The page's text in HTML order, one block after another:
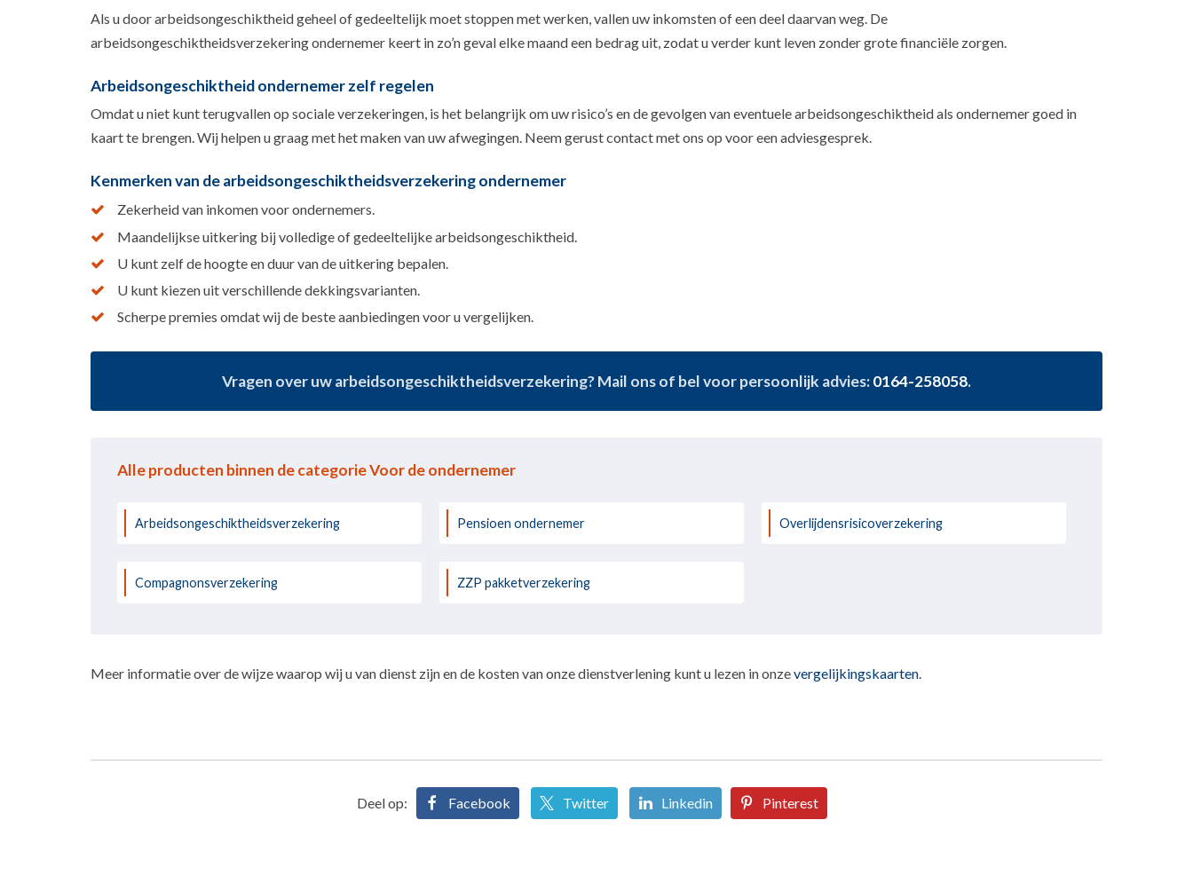
Als u door arbeidsongeschiktheid geheel of gedeeltelijk moet stoppen met werken, vallen uw inkomsten of een deel daarvan weg. De
arbeidsongeschiktheidsverzekering ondernemer keert in zo’n geval elke maand een bedrag uit, zodat u verder kunt leven zonder grote financiële zorgen.
Arbeidsongeschiktheid ondernemer zelf regelen
Omdat u niet kunt terugvallen op sociale verzekeringen, is het belangrijk om uw risico’s en de gevolgen van eventuele arbeidsongeschiktheid als ondernemer goed in
kaart te brengen. Wij helpen u graag met het maken van uw afwegingen. Neem gerust contact met ons op voor een adviesgesprek.
Kenmerken van de arbeidsongeschiktheidsverzekering ondernemer
Zekerheid van inkomen voor ondernemers.
Maandelijkse uitkering bij volledige of gedeeltelijke arbeidsongeschiktheid.
U kunt zelf de hoogte en duur van de uitkering bepalen.
U kunt kiezen uit verschillende dekkingsvarianten.
Scherpe premies omdat wij de beste aanbiedingen voor u vergelijken.
Vragen over uw arbeidsongeschiktheidsverzekering? Mail ons of bel voor persoonlijk advies:0164-258058.
Alle producten binnen de categorie Voor de ondernemer
Arbeidsongeschiktheidsverzekering Pensioen ondernemer Overlijdensrisicoverzekering
Compagnonsverzekering ZZP pakketverzekering
Meer informatie over de wijze waarop wij u van dienst zijn en de kosten van onze dienstverlening kunt u lezen in onzevergelijkingskaarten.
Deel op: Facebook Twitter Linkedin Pinterest